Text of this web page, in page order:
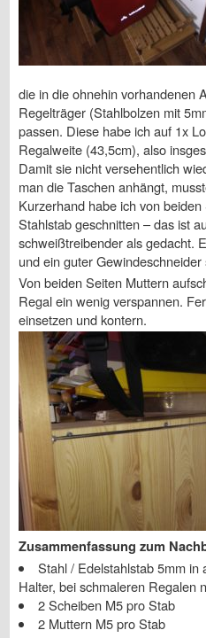
die in die ohnehin vorhandenen
Regelträger (Stahlbolzen mit
passen. Diese habe ich auf 1x
Regalweite (43,5cm), also
Damit sie nicht versehentlich
man die Taschen anhängt,
Kurzerhand habe ich von
Stahlstab geschnitten – das ist
schweißtreibender als gedacht.
und ein guter Gewindeschneider
Von beiden Seiten Muttern
Regal ein wenig verspannen.
einsetzen und kontern.
Zusammenfassung zum
Stahl / Edelstahlstab 5mm in
Halter, bei schmaleren Regalen
2 Scheiben M5 pro Stab
2 Muttern M5 pro Stab